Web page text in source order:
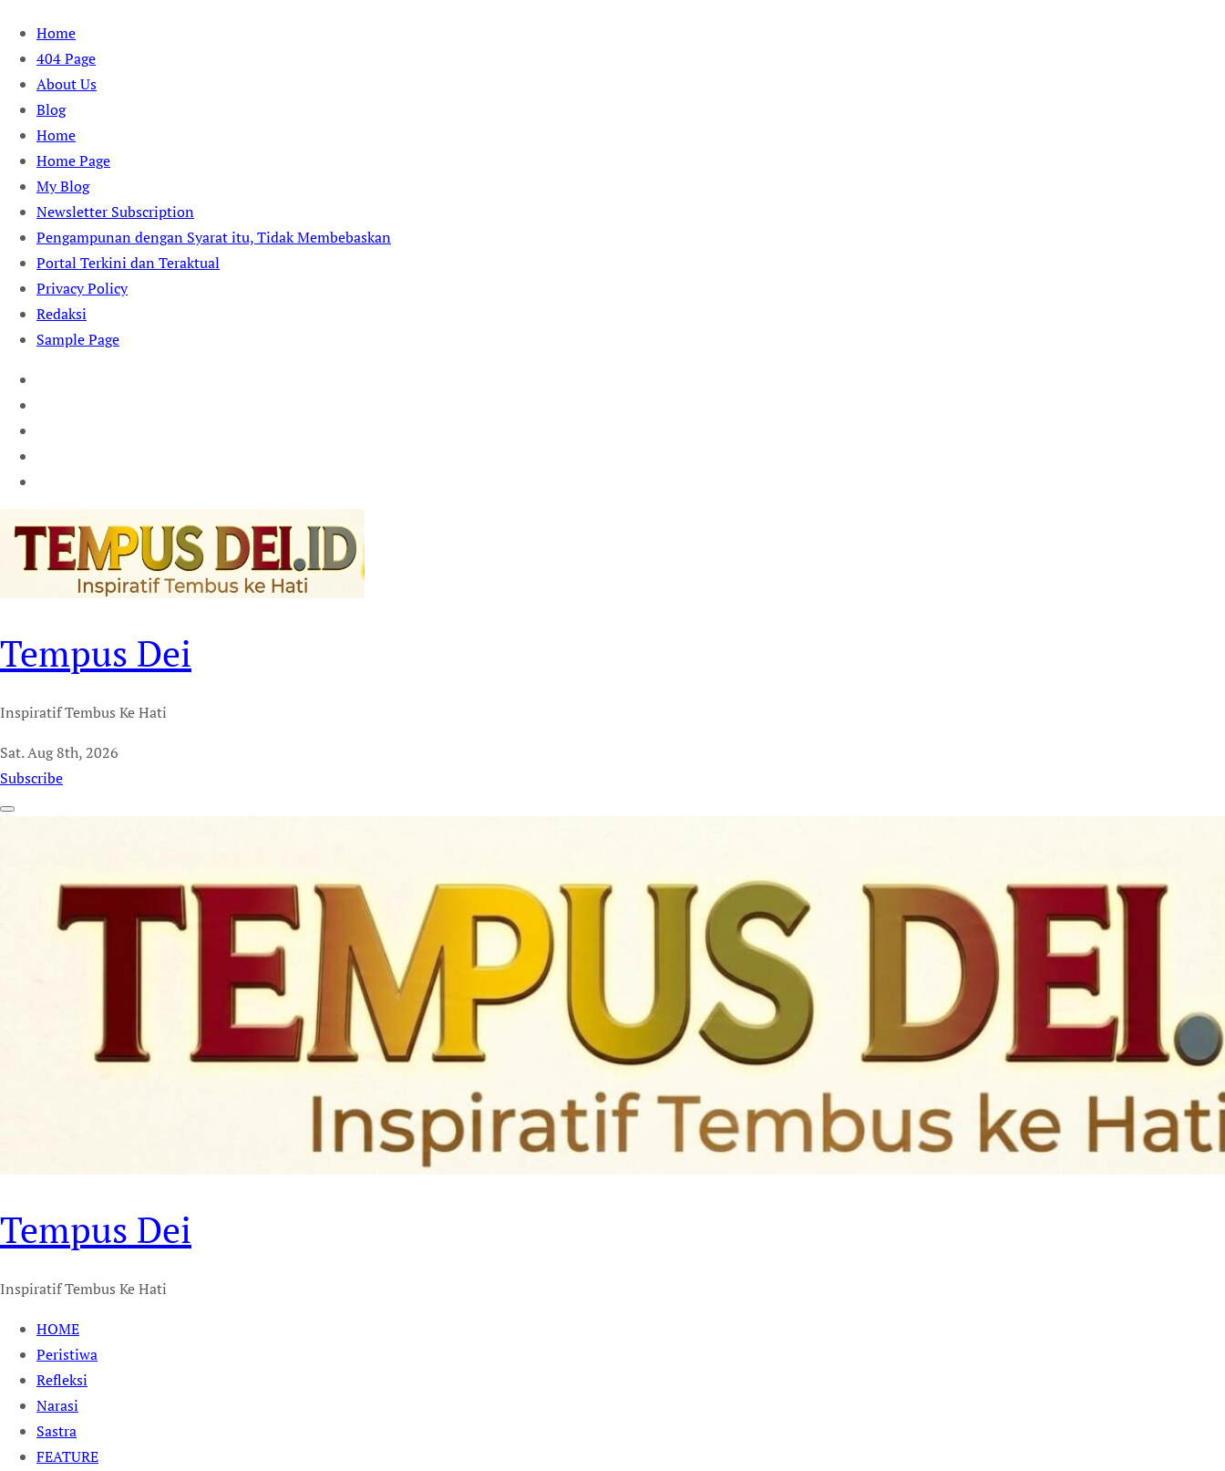
Skip
content
Home
404 Page
About Us
Blog
Home
Home Page
My Blog
Newsletter Subscription
Pengampunan dengan Syarat itu, Tidak Membebaskan
Portal Terkini dan Teraktual
Privacy Policy
Redaksi
Sample Page
Tempus Dei
Inspiratif Tembus Ke Hati
Sat. Aug 8th, 2026
Subscribe
Tempus Dei
Inspiratif Tembus Ke Hati
HOME
Peristiwa
Refleksi
Narasi
Sastra
FEATURE